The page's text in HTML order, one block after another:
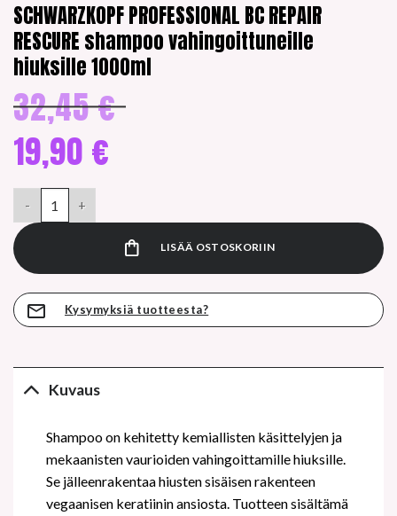
SCHWARZKOPF PROFESSIONAL BC REPAIR
RESCURE shampoo vahingoittuneille
hiuksille 1000ml
32,45€ hinta
19,90 €
hinta
on:
19,90 €.
LISÄÄ OSTOSKORIIN
Kysymyksiä tuotteesta?
Kuvaus
Shampoo on kehitetty kemiallisten käsittelyjen ja
mekaanisten vaurioiden vahingoittamille hiuksille.
Se jälleenrakentaa hiusten sisäisen rakenteen
vegaanisen keratiinin ansiosta. Tuotteen sisältämä